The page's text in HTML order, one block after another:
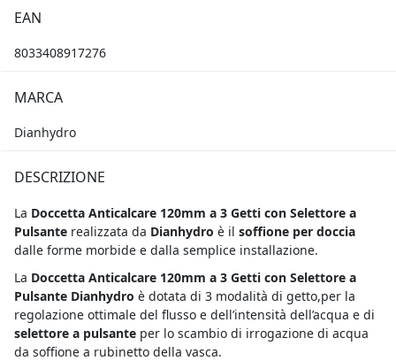
EAN
8033408917276
MARCA
Dianhydro
DESCRIZIONE
La Doccetta Anticalcare 120mm a 3 Getti con Selettore a
Pulsante realizzata da Dianhydro è il soffione per doccia
dalle forme morbide e dalla semplice installazione.
La Doccetta Anticalcare 120mm a 3 Getti con Selettore a
Pulsante Dianhydro è dotata di 3 modalità di getto,per la
regolazione ottimale del flusso e dell’intensità dell’acqua e di
selettore a pulsanteper lo scambio di irrogazione di acqua
da soffione a rubinetto della vasca.